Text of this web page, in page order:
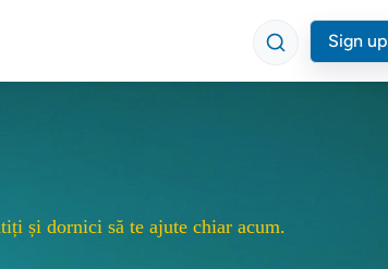
Sign up
și dornici să te ajute chiar acum.